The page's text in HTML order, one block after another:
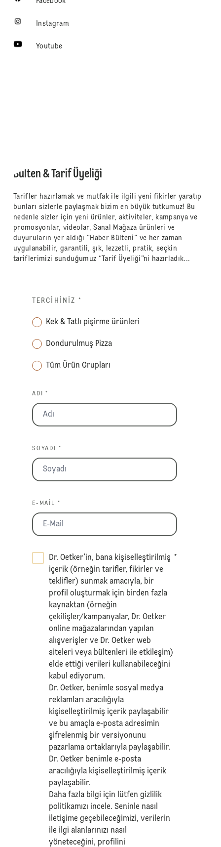
Instagram
Youtube
Bülten & Tarif Üyeliği
Tarifler hazırlamak ve mutfak ile ilgili yeni fikirler yaratıp
bunları sizlerle paylaşmak bizim en büyük tutkumuz! Bu
nedenle sizler için yeni ürünler, aktiviteler, kampanya ve
promosyonlar, videolar, Sanal Mağaza ürünleri ve
duyuruların yer aldığı “Haber Bülteni” ve her zaman
uygulanabilir, garantili, şık, lezzetli, pratik, seçkin
tariflerimizi sunduğumuz “Tarif Üyeliği”ni hazırladık...
TERCIHINIZ *
Kek & Tatlı pişirme ürünleri
Dondurulmuş Pizza
Tüm Ürün Grupları
ADI *
SOYADI *
E-MAIL *
Dr. Oetker’in, bana kişiselleştirilmiş
içerik (örneğin tarifler, fikirler ve
teklifler) sunmak amacıyla, bir
profil oluşturmak için birden fazla
kaynaktan (örneğin
çekilişler/kampanyalar, Dr. Oetker
online mağazalarından yapılan
alışverişler ve Dr. Oetker web
siteleri veya bültenleri ile etkileşim)
elde ettiği verileri kullanabileceğini
kabul ediyorum.
Dr. Oetker, benimle sosyal medya
reklamları aracılığıyla
kişiselleştirilmiş içerik paylaşabilir
ve bu amaçla e-posta adresimin
şifrelenmiş bir versiyonunu
pazarlama ortaklarıyla paylaşabilir.
Dr. Oetker benimle e-posta
aracılığıyla kişiselleştirilmiş içerik
paylaşabilir.
Daha fazla bilgi için lütfengizlilik
politikamızı incele. Seninle nasıl
iletişime geçebileceğimizi, verilerin
ile ilgi alanlarınızı nasıl
yöneteceğini, profilini
*